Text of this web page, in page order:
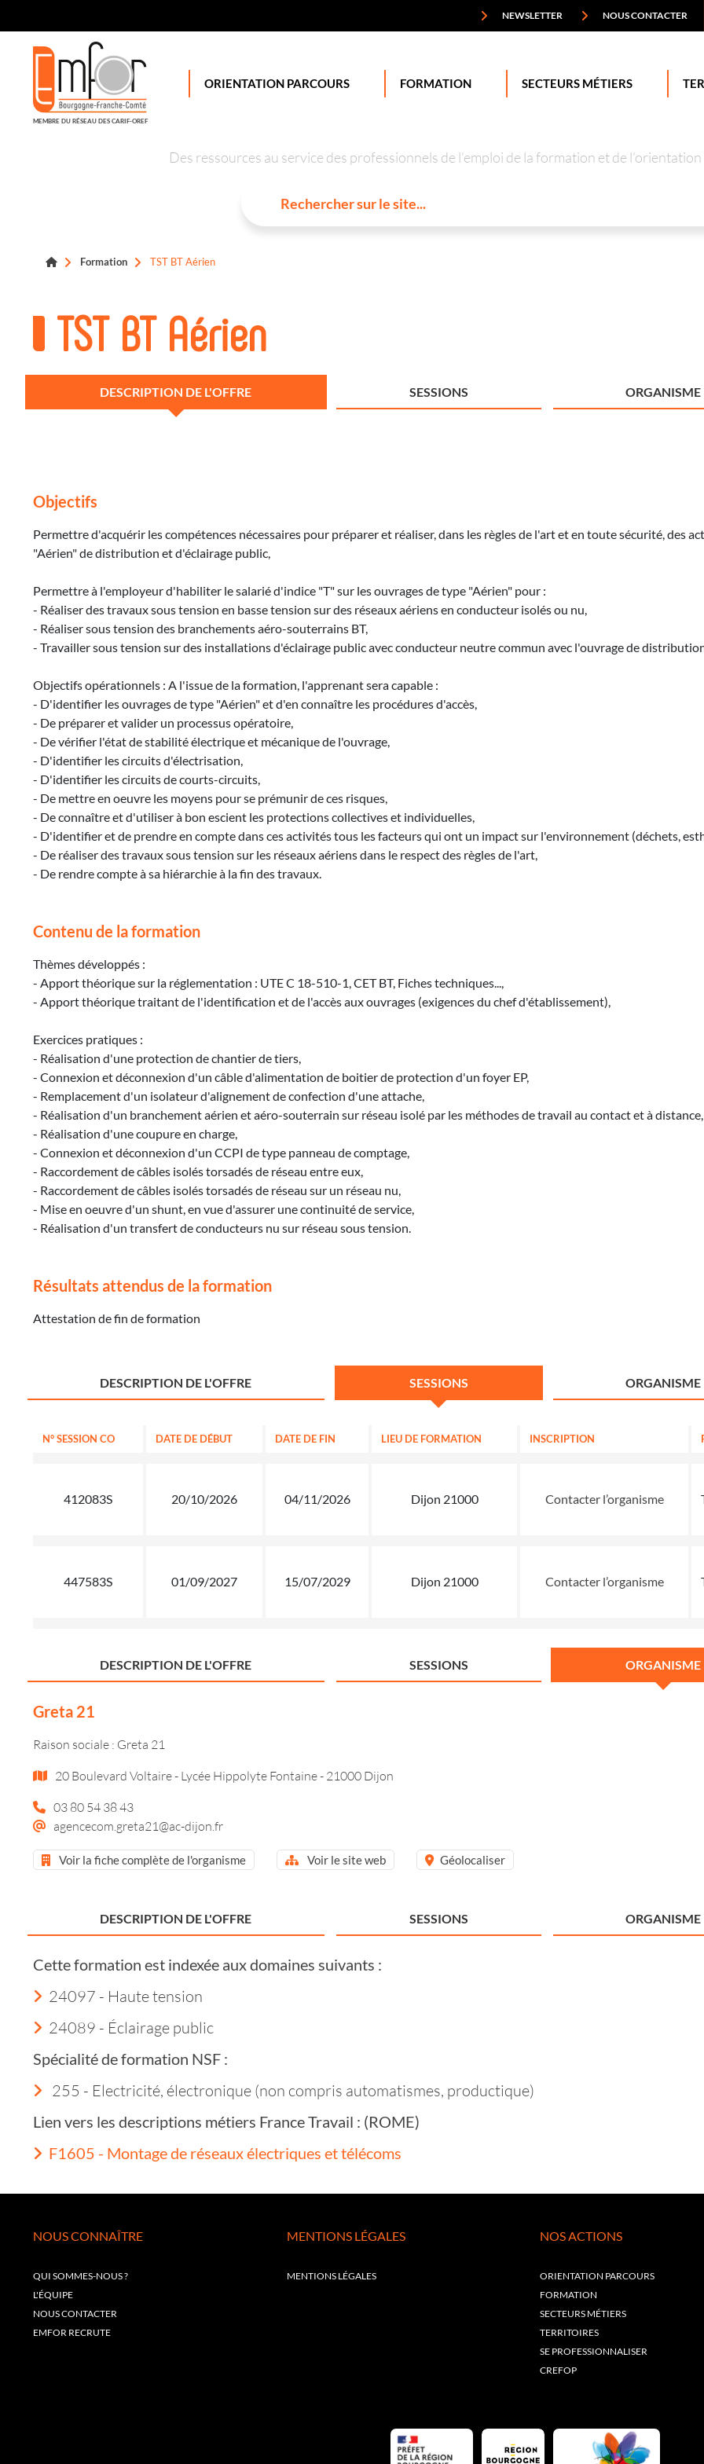
NEWSLETTER NOUS CONTACTER
MEMBRE DU RÉSEAU DES CARIF-OREF
ORIENTATION PARCOURS FORMATION SECTEURS MÉTIERS
Des ressources au service des professionnels de l’emploi de la formation et de
Formation TST BT Aérien
TST BT Aérien
DESCRIPTION DE L'OFFRE SESSIONS ORGANISME
Objectifs
Permettre d'acquérir les compétences nécessaires pour préparer et réaliser, dans les règles de l'art et en toute sécurité, des
"Aérien" de distribution et d'éclairage public,
Permettre à l'employeur d'habiliter le salarié d'indice "T" sur les ouvrages de type "Aérien" pour :
- Réaliser des travaux sous tension en basse tension sur des réseaux aériens en conducteur isolés ou nu,
- Réaliser sous tension des branchements aéro-souterrains BT,
- Travailler sous tension sur des installations d'éclairage public avec conducteur neutre commun avec l'ouvrage de
Objectifs opérationnels : A l'issue de la formation, l'apprenant sera capable :
- D'identifier les ouvrages de type "Aérien" et d'en connaître les procédures d'accès,
- De préparer et valider un processus opératoire,
- De vérifier l'état de stabilité électrique et mécanique de l'ouvrage,
- D'identifier les circuits d'électrisation,
- D'identifier les circuits de courts-circuits,
- De mettre en oeuvre les moyens pour se prémunir de ces risques,
- De connaître et d'utiliser à bon escient les protections collectives et individuelles,
- D'identifier et de prendre en compte dans ces activités tous les facteurs qui ont un impact sur l'environnement (déchets,
- De réaliser des travaux sous tension sur les réseaux aériens dans le respect des règles de l'art,
- De rendre compte à sa hiérarchie à la fin des travaux.
Contenu de la formation
Thèmes développés :
- Apport théorique sur la réglementation : UTE C 18-510-1, CET BT, Fiches techniques...,
- Apport théorique traitant de l'identification et de l'accès aux ouvrages (exigences du chef d'établissement),
Exercices pratiques :
- Réalisation d'une protection de chantier de tiers,
- Connexion et déconnexion d'un câble d'alimentation de boitier de protection d'un foyer EP,
- Remplacement d'un isolateur d'alignement de confection d'une attache,
- Réalisation d'un branchement aérien et aéro-souterrain sur réseau isolé par les méthodes de travail au contact et à distance,
- Réalisation d'une coupure en charge,
- Connexion et déconnexion d'un CCPI de type panneau de comptage,
- Raccordement de câbles isolés torsadés de réseau entre eux,
- Raccordement de câbles isolés torsadés de réseau sur un réseau nu,
- Mise en oeuvre d'un shunt, en vue d'assurer une continuité de service,
- Réalisation d'un transfert de conducteurs nu sur réseau sous tension.
Résultats attendus de la formation
Attestation de fin de formation
DESCRIPTION DE L'OFFRE SESSIONS ORGANISME
N° SESSION CO DATE DE DÉBUT DATE DE FIN LIEU DE FORMATION INSCRIPTION
412083S 20/10/2026 04/11/2026 Dijon 21000 Contacter l’organisme
447583S 01/09/2027 15/07/2029 Dijon 21000 Contacter l’organisme
DESCRIPTION DE L'OFFRE SESSIONS ORGANISME
Greta 21
Raison sociale : Greta 21
20 Boulevard Voltaire - Lycée Hippolyte Fontaine - 21000 Dijon
03 80 54 38 43
agencecom.greta21@ac-dijon.fr
Voir la fiche complète de l'organisme Voir le site web Géolocaliser
DESCRIPTION DE L'OFFRE SESSIONS ORGANISME
Cette formation est indexée aux domaines suivants :
24097 - Haute tension
24089 - Éclairage public
Spécialité de formation NSF :
255 - Electricité, électronique (non compris automatismes, productique)
Lien vers les descriptions métiers France Travail : (ROME)
F1605 - Montage de réseaux électriques et télécoms
NOUS CONNAÎTRE
QUI SOMMES-NOUS ?
L'ÉQUIPE
NOUS CONTACTER
EMFOR RECRUTE
MENTIONS LÉGALES
MENTIONS LÉGALES
NOS ACTIONS
ORIENTATION PARCOURS
FORMATION
SECTEURS MÉTIERS
TERRITOIRES
SE PROFESSIONNALISER
CREFOP